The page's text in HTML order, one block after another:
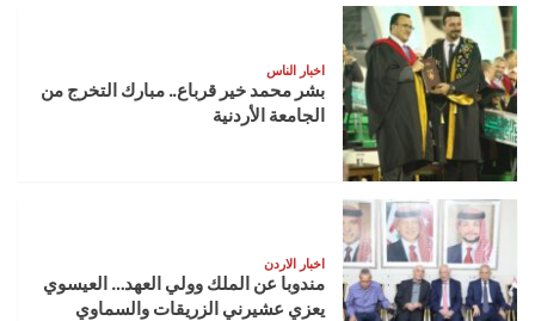
اخبار الناس
بشر محمد خير قرباع.. مبارك التخرج من
الجامعة الأردنية
اخبار الاردن
مندوبا عن الملك وولي العهد… العيسوي
يعزي عشيرني الزريقات والسماوي